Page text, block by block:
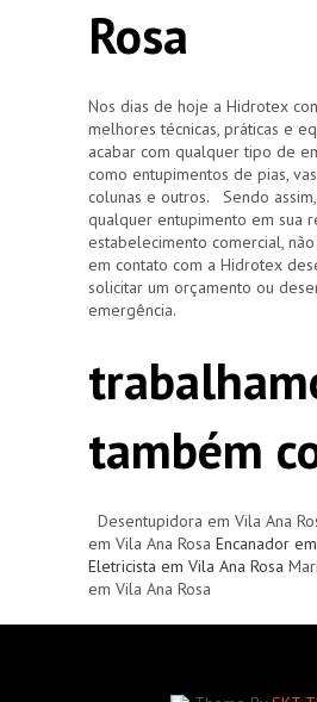
Rosa
Nos dias de hoje a Hidrotex
melhores técnicas, práticas e
acabar com qualquer tipo de
como entupimentos de pias,
colunas e outros. Sendo
qualquer entupimento em sua
estabelecimento comercial,
em contato com a Hidrotex
solicitar um orçamento ou
emergência.
também
Desentupidora em Vila Ana
em Vila Ana Rosa Encanador
Eletricista em Vila Ana Rosa
em Vila Ana Rosa